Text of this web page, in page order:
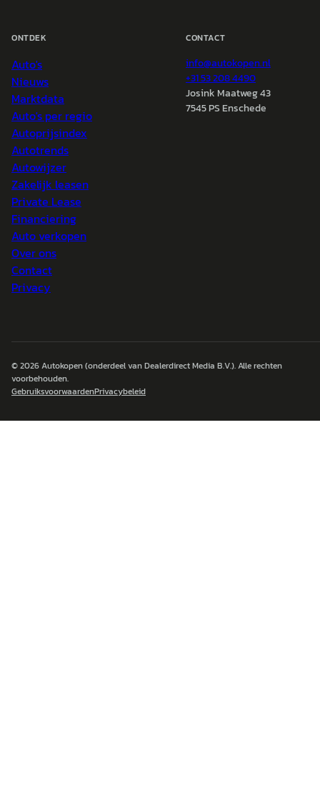
ONTDEK
Auto's
Nieuws
Marktdata
Auto's per regio
Autoprijsindex
Autotrends
Autowijzer
Zakelijk leasen
Private Lease
Financiering
Auto verkopen
Over ons
Contact
Privacy
CONTACT
info@autokopen.nl
+31 53 208 4490
Josink Maatweg 43
7545 PS Enschede
© 2026Autokopen(onderdeel van Dealerdirect Media B.V.). Alle rechten
voorbehouden.
GebruiksvoorwaardenPrivacybeleid